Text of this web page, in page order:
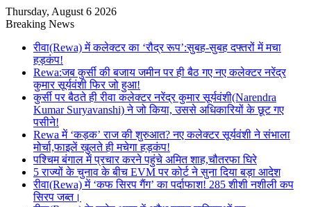
Thursday, August 6 2026
Breaking News
रीवा(Rewa) में कलेक्टर का ‘रौद्र रूप’:सुबह-सुबह दफ्तरों में मचा
हड़कंप!
Rewa:जब कुर्सी की बजाय जमीन पर ही बैठ गए नए कलेक्टर नरेंद्र
कुमार सूर्यवंशी फिर जो हुआ!
कुर्सी पर बैठते ही रीवा कलेक्टर नरेंद्र कुमार सूर्यवंशी(Narendra
Kumar Suryavanshi) ने जो किया, उससे अधिकारियों के छूट गए
पसीने!
Rewa में ‘कड़क’ राज की शुरुआत? नए कलेक्टर सूर्यवंशी ने संभाला
मोर्चा,फाइलें खुलते ही मचेगा हड़कंप!
पश्चिम बंगाल में प्रचार करने पहुंचे अमित शाह,चौतरफा घिरे
5 राज्यों के चुनाव के बीच EVM पर कोर्ट ने सुना दिया बड़ा आदेश
रीवा(Rewa) में ‘कफ सिरप गैंग’ का पर्दाफाश! 285 शीशी नशीली कप
सिरप जब्त।